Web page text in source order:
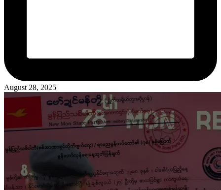
August 28, 2025